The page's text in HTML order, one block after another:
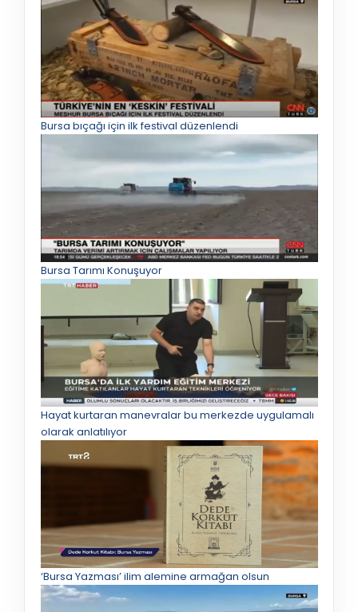
Bursa bıçağı için ilk festival düzenlendi
Bursa Tarımı Konuşuyor
Hayat kurtaran manevralar bu merkezde uygulamalı
olarak anlatılıyor
‘Bursa Yazması’ ilim alemine armağan olsun